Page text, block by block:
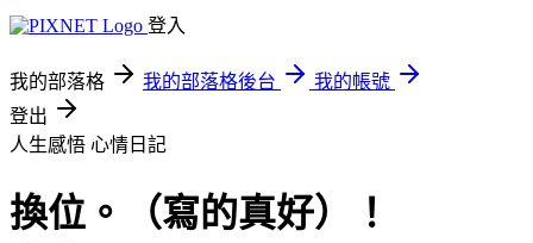
登入
我的部落格 我的部落格後台
我的帳號
登出
人生感悟 心情日記
換位。（寫的真好）！